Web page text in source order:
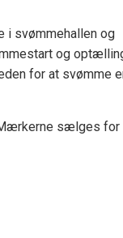
i svømmehallen og
og
for at svømme
sælges for